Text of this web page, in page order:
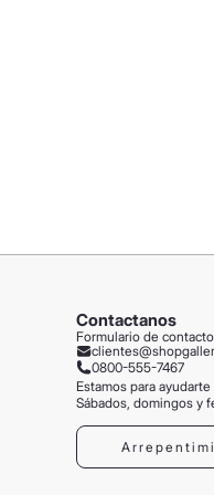
Contactanos
Formulario de contacto
0800-555-7467
Estamos para
Sábados, domingos y